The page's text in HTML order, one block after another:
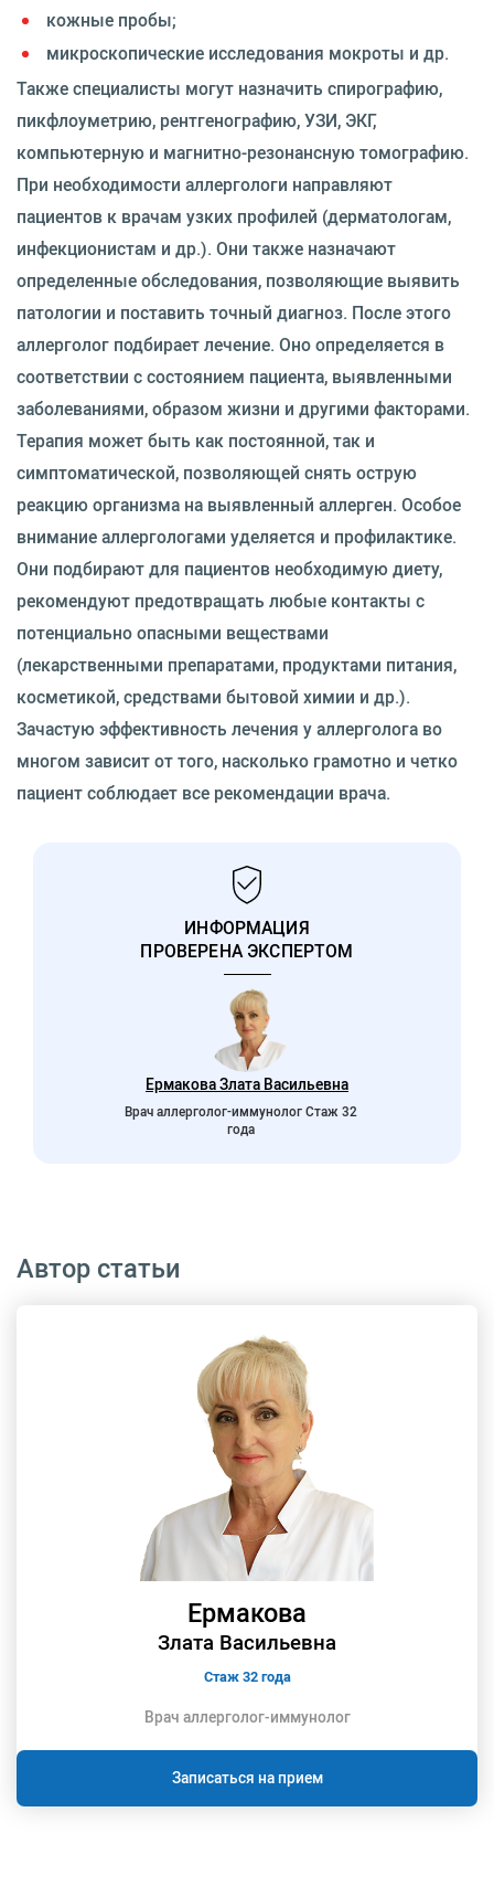
кожные пробы;
микроскопические исследования мокроты и др.
Также специалисты могут назначить спирографию,
пикфлоуметрию, рентгенографию, УЗИ, ЭКГ,
компьютерную и магнитно-резонансную томографию.
При необходимости аллергологи направляют
пациентов к врачам узких профилей (дерматологам,
инфекционистам и др.). Они также назначают
определенные обследования, позволяющие выявить
патологии и поставить точный диагноз. После этого
аллерголог подбирает лечение. Оно определяется в
соответствии с состоянием пациента, выявленными
заболеваниями, образом жизни и другими факторами.
Терапия может быть как постоянной, так и
симптоматической, позволяющей снять острую
реакцию организма на выявленный аллерген. Особое
внимание аллергологами уделяется и профилактике.
Они подбирают для пациентов необходимую диету,
рекомендуют предотвращать любые контакты с
потенциально опасными веществами
(лекарственными препаратами, продуктами питания,
косметикой, средствами бытовой химии и др.).
Зачастую эффективность лечения у аллерголога во
многом зависит от того, насколько грамотно и четко
пациент соблюдает все рекомендации врача.
ИНФОРМАЦИЯ
ПРОВЕРЕНА ЭКСПЕРТОМ
Ермакова Злата Васильевна
Врач аллерголог-иммунолог Стаж 32
года
Автор статьи
Ермакова
Злата Васильевна
Стаж 32 года
Врач аллерголог-иммунолог
Записаться на прием